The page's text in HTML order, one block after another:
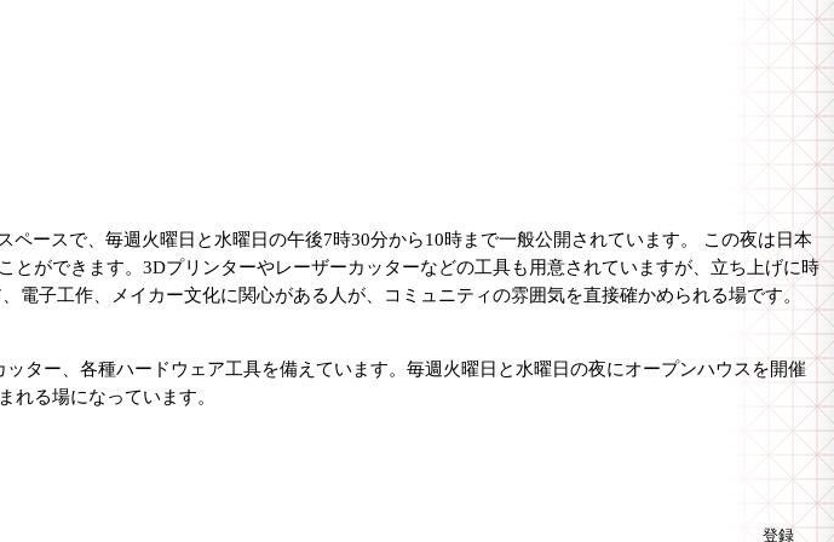
ースで、毎週火曜日と水曜日の午後7時30分から10時まで一般公開されています。 この夜は日本
ができます。3Dプリンターやレーザーカッターなどの工具も用意されていますが、立ち上げに時
子工作、メイカー文化に関心がある人が、コミュニティの雰囲気を直接確かめられる場です。
ター、各種ハードウェア工具を備えています。毎週火曜日と水曜日の夜にオープンハウスを開催
れる場になっています。
登録